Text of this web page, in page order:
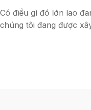
Có điều gì đó lớn lao
chúng tôi đang được